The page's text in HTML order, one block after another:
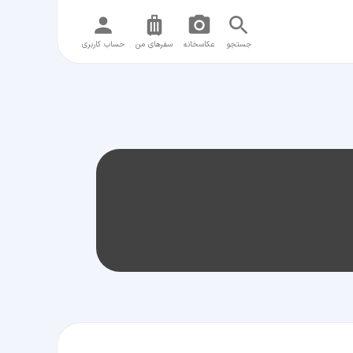
جستجو عکاسخانه سفر‌های من حساب کاربری